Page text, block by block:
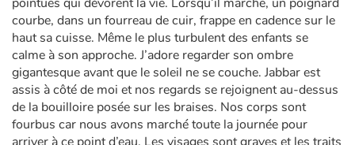
courbe, dans un fourreau de cuir, frappe en cadence sur le
haut sa cuisse. Même le plus turbulent des enfants se
calme à son approche. J’adore regarder son ombre
gigantesque avant que le soleil ne se couche. Jabbar est
assis à côté de moi et nos regards se rejoignent au-dessus
de la bouilloire posée sur les braises. Nos corps sont
fourbus car nous avons marché toute la journée pour